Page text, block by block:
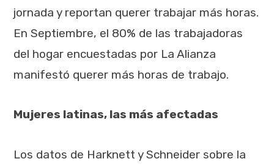
jornada y reportan querer trabajar más horas.
En Septiembre, el 80% de las trabajadoras
del hogar encuestadas por La Alianza
manifestó querer más horas de trabajo.
Mujeres latinas, las más afectadas
Los datos de Harknett y Schneider sobre la